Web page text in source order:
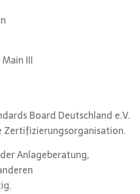
III
Board Deutschland e.V.
Zertifizierungsorganisation.
Anlageberatung,